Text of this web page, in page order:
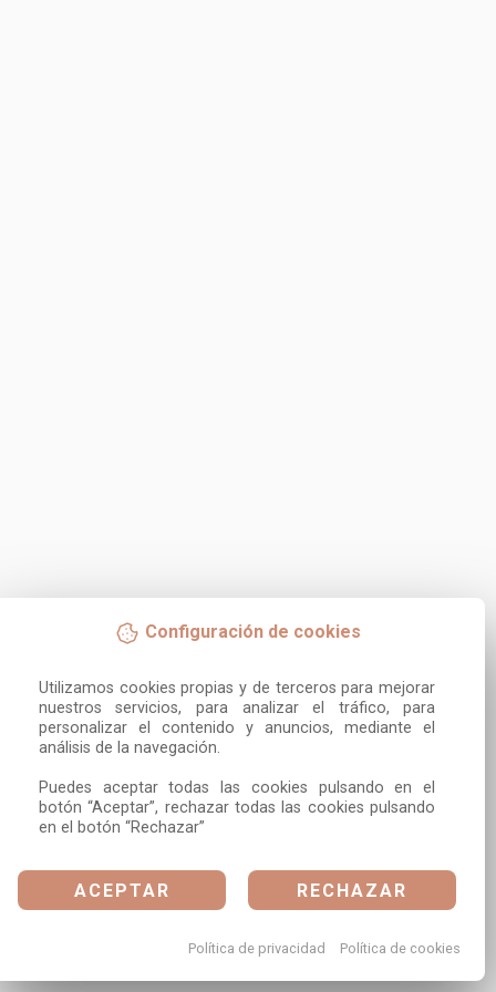
Configuración de cookies
Utilizamos cookies propias y de terceros para mejorar
nuestros servicios, para analizar el tráfico, para
personalizar el contenido y anuncios, mediante el
análisis de la navegación.
Puedes aceptar todas las cookies pulsando en el
botón “Aceptar”, rechazar todas las cookies pulsando
en el botón “Rechazar”
ACEPTAR RECHAZAR
Política de privacidad Política de cookies